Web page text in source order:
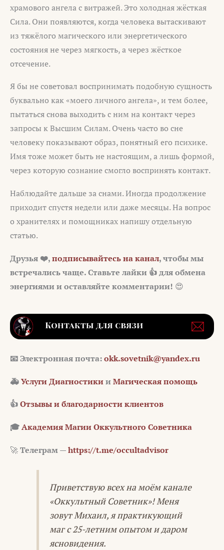
храмового ангела с витражей. Это холодная жёсткая
Сила. Они появляются, когда человека вытаскивают
из тяжёлого магического или энергетического
состояния не через мягкость, а через жёсткое
отсечение.
Я бы не советовал воспринимать подобную сущность
буквально как «моего личного ангела», и тем более,
пытаться снова выходить с ним на контакт через
запросы к Высшим Силам. Очень часто во сне
человеку показывают образ, понятный его психике.
Имя тоже может быть не настоящим, а лишь формой,
через которую сознание смогло воспринять контакт.
Наблюдайте дальше за снами. Иногда продолжение
приходит спустя недели или даже месяцы. На вопрос
о хранителях и помощниках напишу отдельную
статью.
Друзья ❤️,подписывайтесь на канал, чтобы мы
встречались чаще. Ставьте лайки 👍 для обмена
энергиями и оставляйте комментарии! 😍
📧Электронная почта:okk.sovetnik@yandex.ru
🚑Услуги ДиагностикииМагическая помощь
👍Отзывы и благодарности клиентов
🎓Академия Магии Оккультного Советника
🚀Телеграм —https://t.me/occultadvisor
Приветствую всех на моём канале
«Оккультный Советник»! Меня
зовут Михаил, я практикующий
маг с 25-летним опытом и даром
ясновидения.